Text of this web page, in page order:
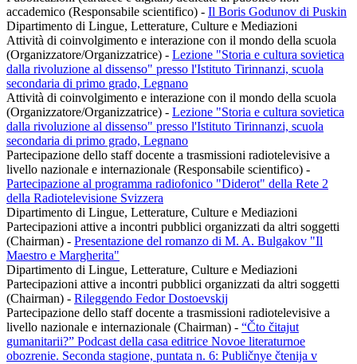
accademico (Responsabile scientifico) - Il Boris Godunov di Puskin
Dipartimento di Lingue, Letterature, Culture e Mediazioni
Attività di coinvolgimento e interazione con il mondo della scuola
(Organizzatore/Organizzatrice) - Lezione "Storia e cultura sovietica
dalla rivoluzione al dissenso" presso l'Istituto Tirinnanzi, scuola
secondaria di primo grado, Legnano
Attività di coinvolgimento e interazione con il mondo della scuola
(Organizzatore/Organizzatrice) - Lezione "Storia e cultura sovietica
dalla rivoluzione al dissenso" presso l'Istituto Tirinnanzi, scuola
secondaria di primo grado, Legnano
Partecipazione dello staff docente a trasmissioni radiotelevisive a
livello nazionale e internazionale (Responsabile scientifico) -
Partecipazione al programma radiofonico "Diderot" della Rete 2
della Radiotelevisione Svizzera
Dipartimento di Lingue, Letterature, Culture e Mediazioni
Partecipazioni attive a incontri pubblici organizzati da altri soggetti
(Chairman) - Presentazione del romanzo di M. A. Bulgakov "Il
Maestro e Margherita"
Dipartimento di Lingue, Letterature, Culture e Mediazioni
Partecipazioni attive a incontri pubblici organizzati da altri soggetti
(Chairman) - Rileggendo Fedor Dostoevskij
Partecipazione dello staff docente a trasmissioni radiotelevisive a
livello nazionale e internazionale (Chairman) - “Čto čitajut
gumanitarii?” Podcast della casa editrice Novoe literaturnoe
obozrenie. Seconda stagione, puntata n. 6: Publičnye čtenija v